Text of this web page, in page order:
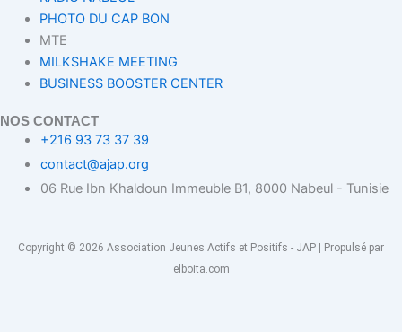
PHOTO DU CAP BON
MTE
MILKSHAKE MEETING
BUSINESS BOOSTER CENTER
NOS CONTACT
+216 93 73 37 39
contact@ajap.org
06 Rue Ibn Khaldoun Immeuble B1, 8000 Nabeul - Tunisie
Copyright © 2026 Association Jeunes Actifs et Positifs - JAP | Propulsé par
elboita.com